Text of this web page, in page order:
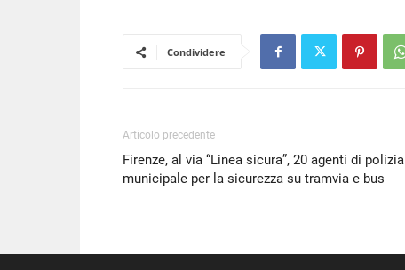
Condividere
Articolo precedente
Firenze, al via “Linea sicura”, 20 agenti di polizia
municipale per la sicurezza su tramvia e bus